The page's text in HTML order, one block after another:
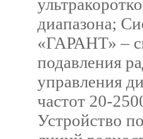
диапазона;
«ГАРАНТ» –
подавления
управления
частот 20-
Устройство